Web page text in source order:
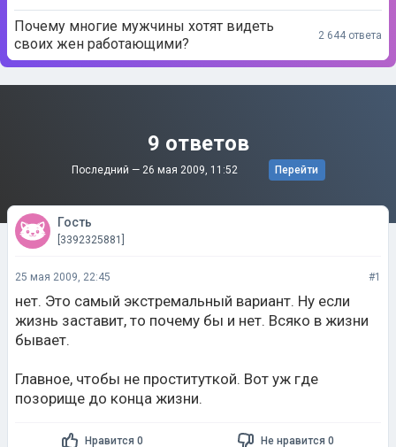
Почему многие мужчины хотят видеть
своих жен работающими?
2 644 ответа
9 ответов
Последний — 26 мая 2009, 11:52 Перейти
Гость
[3392325881]
25 мая 2009, 22:45 #1
нет. Это самый экстремальный вариант. Ну если
жизнь заставит, то почему бы и нет. Всяко в жизни
бывает.
Главное, чтобы не проституткой. Вот уж где
позорище до конца жизни.
Нравится 0 Не нравится 0